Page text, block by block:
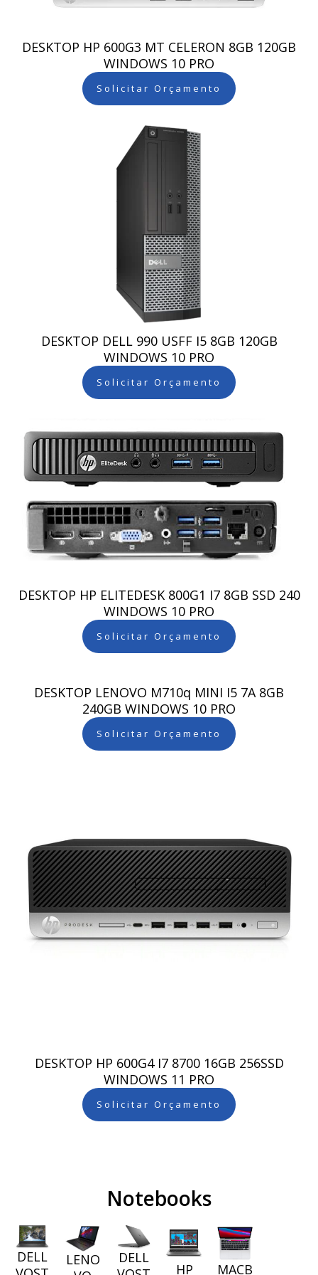
DESKTOP HP 600G3 MT CELERON 8GB 120GB
WINDOWS 10 PRO
Solicitar Orçamento
DESKTOP DELL 990 USFF I5 8GB 120GB
WINDOWS 10 PRO
Solicitar Orçamento
DESKTOP HP ELITEDESK 800G1 I7 8GB SSD 240
WINDOWS 10 PRO
Solicitar Orçamento
DESKTOP LENOVO M710q MINI I5 7A 8GB
240GB WINDOWS 10 PRO
Solicitar Orçamento
DESKTOP HP 600G4 I7 8700 16GB 256SSD
WINDOWS 11 PRO
Solicitar Orçamento
Notebooks
DELL
LENO
DELL
HP MACB